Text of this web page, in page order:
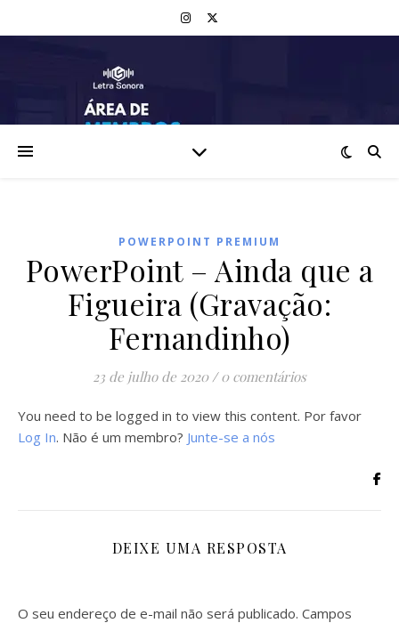
POWERPOINT PREMIUM
PowerPoint – Ainda que a
Figueira (Gravação:
Fernandinho)
23 de julho de 2020 / 0 comentários
You need to be logged in to view this content. Por favor
Log In. Não é um membro? Junte-se a nós
DEIXE UMA RESPOSTA
O seu endereço de e-mail não será publicado. Campos